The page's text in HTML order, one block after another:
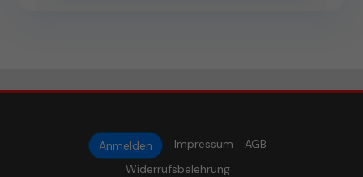
Anmelden Impressum
AGB
Widerrufsbelehrung